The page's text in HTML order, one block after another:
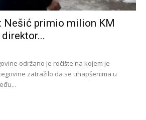
Nešić primio milion KM
održano je ročište na kojem je
zatražilo da se uhapšenima u